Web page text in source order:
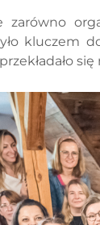
zarówno
kluczem